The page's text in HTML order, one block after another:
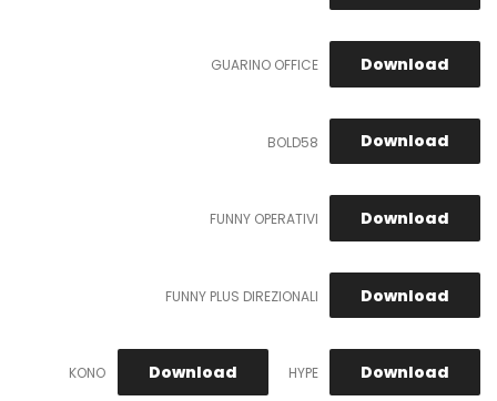
GUARINO OFFICE Download
BOLD58 Download
FUNNY OPERATIVI Download
FUNNY PLUS DIREZIONALI Download
HYPE Download
KONO Download